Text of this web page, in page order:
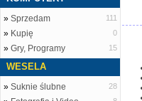
» Sprzedam 111
» Kupię 0
» Gry, Programy 15
WESELA
» Suknie ślubne 28